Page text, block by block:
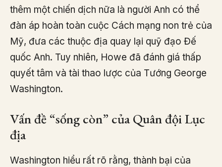
thêm một chiến dịch nữa là người Anh có thể
đàn áp hoàn toàn cuộc Cách mạng non trẻ của
Mỹ, đưa các thuộc địa quay lại quỹ đạo Đế
quốc Anh. Tuy nhiên, Howe đã đánh giá thấp
quyết tâm và tài thao lược của Tướng George
Washington.
Vấn đề “sống còn” của Quân đội Lục
địa
Washington hiểu rất rõ rằng, thành bại của